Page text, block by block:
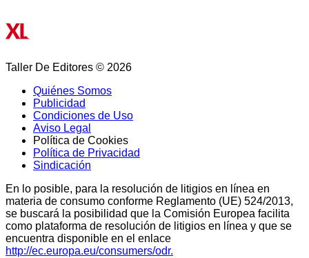
Taller De Editores © 2026
Quiénes Somos
Publicidad
Condiciones de Uso
Aviso Legal
Política de Cookies
Política de Privacidad
Sindicación
En lo posible, para la resolución de litigios en línea en
materia de consumo conforme Reglamento (UE) 524/2013,
se buscará la posibilidad que la Comisión Europea facilita
como plataforma de resolución de litigios en línea y que se
encuentra disponible en el enlace
http://ec.europa.eu/consumers/odr.